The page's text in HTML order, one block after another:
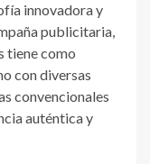
innovadora y
publicitaria,
tiene como
con diversas
convencionales
auténtica y